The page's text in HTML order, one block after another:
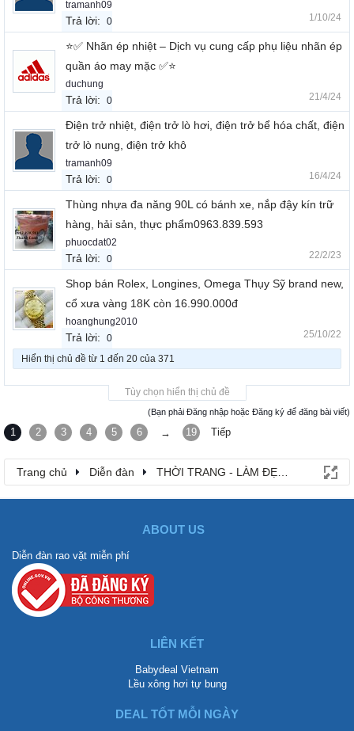
tramanh09
Trả lời: 0 1/10/24
⭐️✅ Nhãn ép nhiệt – Dịch vụ cung cấp phụ liệu nhãn ép
quần áo may mặc ✅⭐️
duchung
Trả lời: 0 21/4/24
Điện trở nhiệt, điện trở lò hơi, điện trở bể hóa chất, điện
trở lò nung, điện trở khô
tramanh09
Trả lời: 0 16/4/24
Thùng nhựa đa năng 90L có bánh xe, nắp đậy kín trữ
hàng, hải sản, thực phẩm0963.839.593
phuocdat02
Trả lời: 0 22/2/23
Shop bán Rolex, Longines, Omega Thụy Sỹ brand new,
cổ xưa vàng 18K còn 16.990.000đ
hoanghung2010
Trả lời: 0 25/10/22
Hiển thị chủ đề từ 1 đến 20 của 371
Tùy chọn hiển thị chủ đề
(Bạn phải Đăng nhập hoặc Đăng ký để đăng bài viết)
1 2 3 4 5 6 → 19 Tiếp
Trang chủ Diễn đàn THỜI TRANG - LÀM ĐẸP - MỸ PHẨM
ABOUT US
Diễn đàn rao vặt miễn phí
LIÊN KẾT
Babydeal Vietnam
Lều xông hơi tự bung
DEAL TỐT MỖI NGÀY